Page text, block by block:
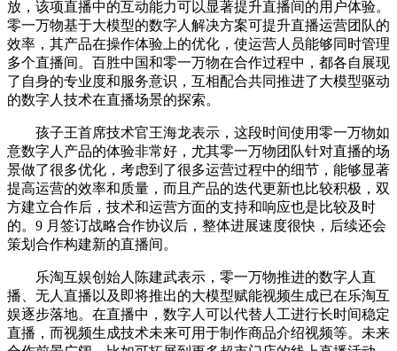
放，该项直播中的互动能力可以显著提升直播间的用户体验。
零一万物基于大模型的数字人解决方案可提升直播运营团队的
效率，其产品在操作体验上的优化，使运营人员能够同时管理
多个直播间。百胜中国和零一万物在合作过程中，都各自展现
了自身的专业度和服务意识，互相配合共同推进了大模型驱动
的数字人技术在直播场景的探索。
孩子王首席技术官王海龙表示，这段时间使用零一万物如
意数字人产品的体验非常好，尤其零一万物团队针对直播的场
景做了很多优化，考虑到了很多运营过程中的细节，能够显著
提高运营的效率和质量，而且产品的迭代更新也比较积极，双
方建立合作后，技术和运营方面的支持和响应也是比较及时
的。9 月签订战略合作协议后，整体进展速度很快，后续还会
策划合作构建新的直播间。
乐淘互娱创始人陈建武表示，零一万物推进的数字人直
播、无人直播以及即将推出的大模型赋能视频生成已在乐淘互
娱逐步落地。在直播中，数字人可以代替人工进行长时间稳定
直播，而视频生成技术未来可用于制作商品介绍视频等。未来